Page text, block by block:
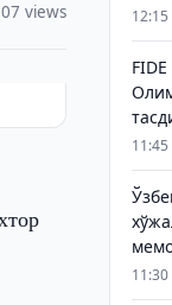
views 12:15
11:45
11:30